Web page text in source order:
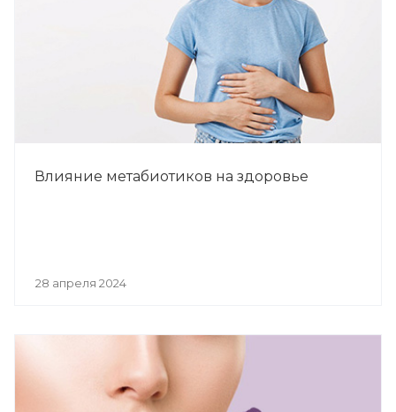
Влияние метабиотиков на здоровье
28 апреля 2024